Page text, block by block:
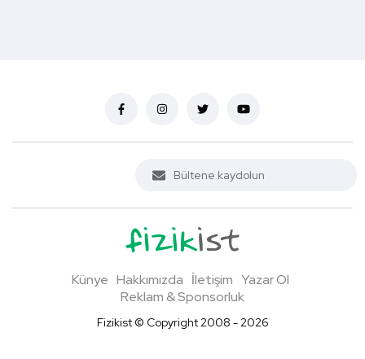
Künye Hakkımızda İletişim Yazar Ol
Reklam & Sponsorluk
Fizikist © Copyright 2008 - 2026